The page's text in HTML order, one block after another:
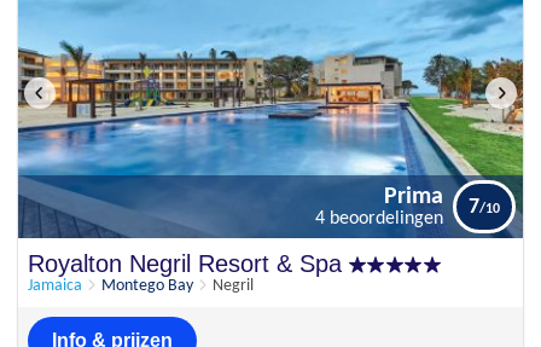
Prima
4 beoordelingen
Royalton Negril Resort & Spa
Jamaica Montego Bay Negril
Prima
4 beoordelingen
7
Info & prijzen